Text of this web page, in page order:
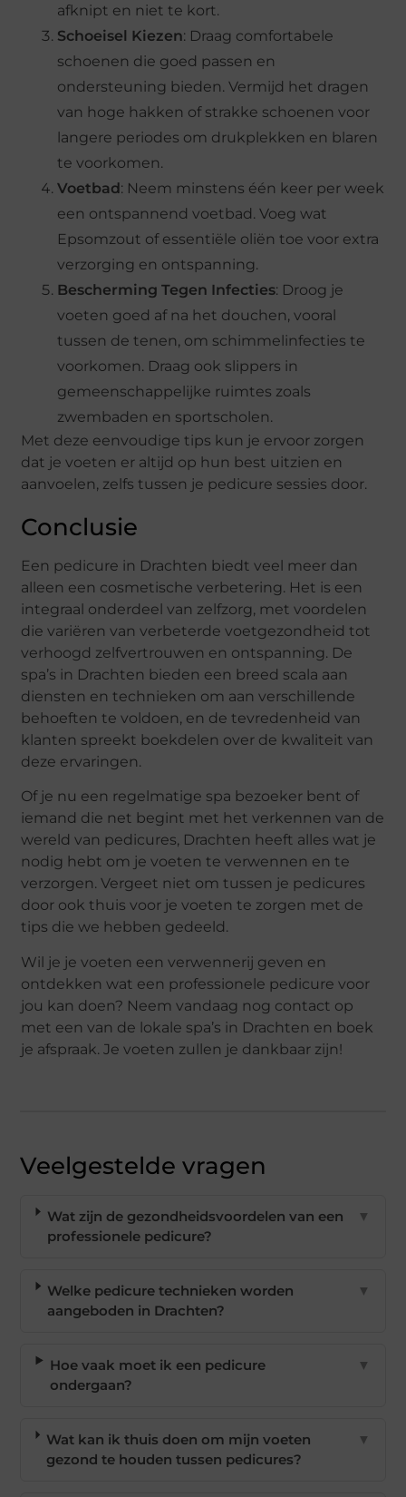
afknipt en niet te kort.
Schoeisel Kiezen: Draag comfortabele
schoenen die goed passen en
ondersteuning bieden. Vermijd het dragen
van hoge hakken of strakke schoenen voor
langere periodes om drukplekken en blaren
te voorkomen.
Voetbad: Neem minstens één keer per week
een ontspannend voetbad. Voeg wat
Epsomzout of essentiële oliën toe voor extra
verzorging en ontspanning.
Bescherming Tegen Infecties: Droog je
voeten goed af na het douchen, vooral
tussen de tenen, om schimmelinfecties te
voorkomen. Draag ook slippers in
gemeenschappelijke ruimtes zoals
zwembaden en sportscholen.
Met deze eenvoudige tips kun je ervoor zorgen
dat je voeten er altijd op hun best uitzien en
aanvoelen, zelfs tussen je pedicure sessies door.
Conclusie
Een pedicure in Drachten biedt veel meer dan
alleen een cosmetische verbetering. Het is een
integraal onderdeel van zelfzorg, met voordelen
die variëren van verbeterde voetgezondheid tot
verhoogd zelfvertrouwen en ontspanning. De
spa’s in Drachten bieden een breed scala aan
diensten en technieken om aan verschillende
behoeften te voldoen, en de tevredenheid van
klanten spreekt boekdelen over de kwaliteit van
deze ervaringen.
Of je nu een regelmatige spa bezoeker bent of
iemand die net begint met het verkennen van de
wereld van pedicures, Drachten heeft alles wat je
nodig hebt om je voeten te verwennen en te
verzorgen. Vergeet niet om tussen je pedicures
door ook thuis voor je voeten te zorgen met de
tips die we hebben gedeeld.
Wil je je voeten een verwennerij geven en
ontdekken wat een professionele pedicure voor
jou kan doen? Neem vandaag nog contact op
met een van de lokale spa’s in Drachten en boek
je afspraak. Je voeten zullen je dankbaar zijn!
Veelgestelde vragen
Wat zijn de gezondheidsvoordelen van een
professionele pedicure?
▼
Welke pedicure technieken worden
aangeboden in Drachten?
▼
Hoe vaak moet ik een pedicure
ondergaan?
▼
Wat kan ik thuis doen om mijn voeten
gezond te houden tussen pedicures?
▼